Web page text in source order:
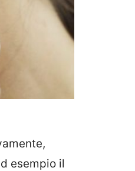
esempio il